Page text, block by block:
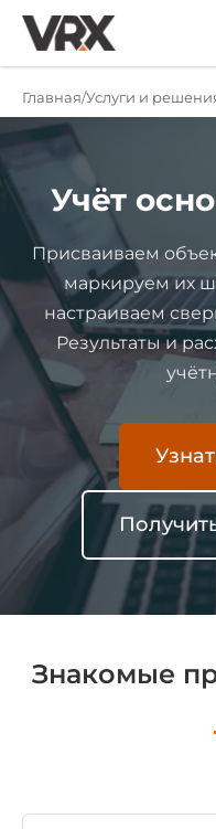
Главная Услуги и
Учёт
Присваиваем
маркируем их
настраиваем
Результаты и
Знакомые